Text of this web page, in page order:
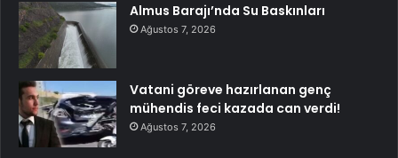
Almus Barajı’nda Su Baskınları
Ağustos 7, 2026
Vatani göreve hazırlanan genç
mühendis feci kazada can verdi!
Ağustos 7, 2026